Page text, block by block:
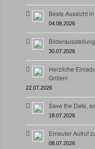
Beste Aussicht
04.08.2026
30.07.2026
Herzliche
Grillen!
22.07.2026
Save the Date,
18.07.2026
Erneuter Aufruf
08.07.2026